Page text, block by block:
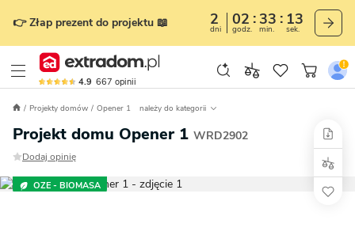
👉 Złap prezent do projektu 📖 2
dni
02
godz.
33
min.
11
sek.
4.9 667 opinii
Projekty domów Opener 1 należy do kategorii
Projekt domu Opener 1 WRD2902
Dodaj opinię
OZE - BIOMASA